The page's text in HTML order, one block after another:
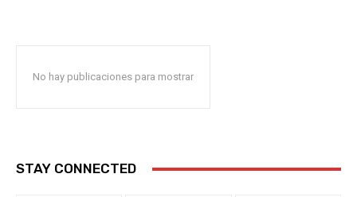
No hay publicaciones para mostrar
STAY CONNECTED